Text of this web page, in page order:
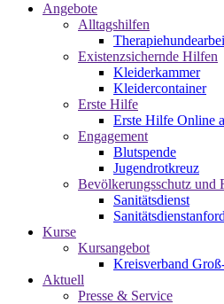
Angebote
Alltagshilfen
Existenzsichernde Hilfen
Kleiderkammer
Kleidercontainer
Erste Hilfe
Erste Hilfe Online
Engagement
Blutspende
Jugendrotkreuz
Bevölkerungsschutz und
Sanitätsdienst
Kurse
Kursangebot
Kreisverband
Aktuell
Presse & Service